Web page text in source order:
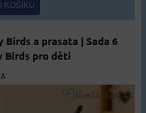
KOŠÍKU
Birds a prasata | Sada 6
Birds pro děti